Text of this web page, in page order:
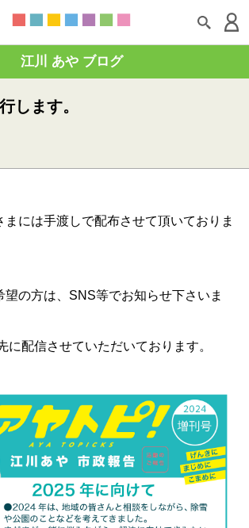
江川 あや ブログ
します。
には手渡しで配布させて頂いておりま
望の方は、SNS等でお知らせ下さいま
に配信させていただいております。